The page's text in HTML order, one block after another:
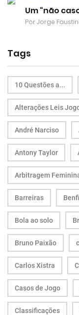
Um “não
PorJorge
Tags
10 Questões a...
Alterações Leis
André Narciso
Antony Taylor
Arbitragem
Barreiras
Bola ao solo
Bruno Paixão
Carlos Xistra
Casos de Jogo
Classificações